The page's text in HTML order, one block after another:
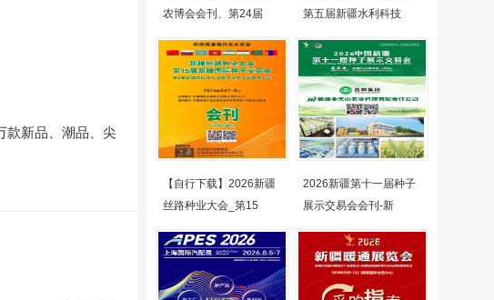
新品、潮品、尖
农博会会刊、第24届
第五届新疆水利科技
【自行下载】2026新疆
丝路种业大会_第15
2026新疆第十一届种子
展示交易会会刊-新